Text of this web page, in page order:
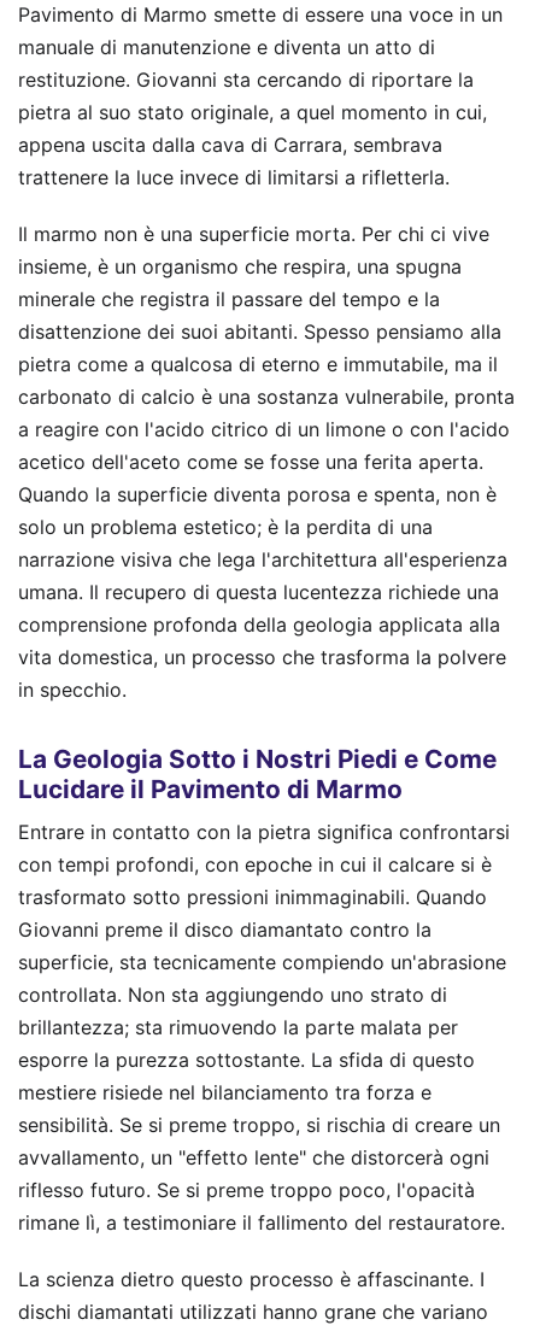
Pavimento di Marmo smette di essere una voce in un
manuale di manutenzione e diventa un atto di
restituzione. Giovanni sta cercando di riportare la
pietra al suo stato originale, a quel momento in cui,
appena uscita dalla cava di Carrara, sembrava
trattenere la luce invece di limitarsi a rifletterla.
Il marmo non è una superficie morta. Per chi ci vive
insieme, è un organismo che respira, una spugna
minerale che registra il passare del tempo e la
disattenzione dei suoi abitanti. Spesso pensiamo alla
pietra come a qualcosa di eterno e immutabile, ma il
carbonato di calcio è una sostanza vulnerabile, pronta
a reagire con l'acido citrico di un limone o con l'acido
acetico dell'aceto come se fosse una ferita aperta.
Quando la superficie diventa porosa e spenta, non è
solo un problema estetico; è la perdita di una
narrazione visiva che lega l'architettura all'esperienza
umana. Il recupero di questa lucentezza richiede una
comprensione profonda della geologia applicata alla
vita domestica, un processo che trasforma la polvere
in specchio.
La Geologia Sotto i Nostri Piedi e Come
Lucidare il Pavimento di Marmo
Entrare in contatto con la pietra significa confrontarsi
con tempi profondi, con epoche in cui il calcare si è
trasformato sotto pressioni inimmaginabili. Quando
Giovanni preme il disco diamantato contro la
superficie, sta tecnicamente compiendo un'abrasione
controllata. Non sta aggiungendo uno strato di
brillantezza; sta rimuovendo la parte malata per
esporre la purezza sottostante. La sfida di questo
mestiere risiede nel bilanciamento tra forza e
sensibilità. Se si preme troppo, si rischia di creare un
avvallamento, un "effetto lente" che distorcerà ogni
riflesso futuro. Se si preme troppo poco, l'opacità
rimane lì, a testimoniare il fallimento del restauratore.
La scienza dietro questo processo è affascinante. I
dischi diamantati utilizzati hanno grane che variano